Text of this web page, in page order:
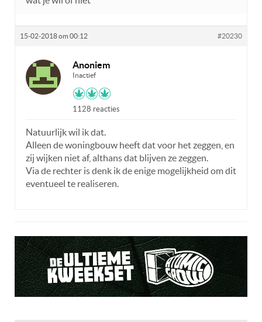
15-02-2018 om 00:12 #20230
Anoniem
Inactief
1128 reacties
Natuurlijk wil ik dat.
Alleen de woningbouw heeft dat voor het zeggen, en
zij wijken niet af, althans dat blijven ze zeggen.
Via de rechter is denk ik de enige mogelijkheid om dit
eventueel te realiseren.